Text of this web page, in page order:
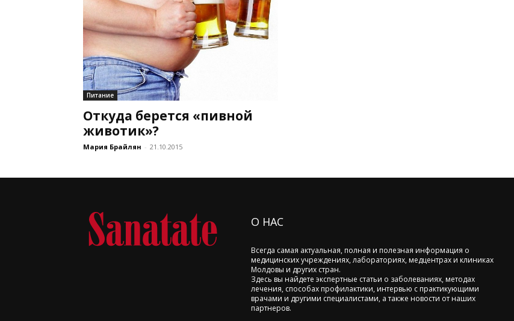
Питание
Откуда берется «пивной
животик»?
Мария Брайлян - 21.10.2015
О НАС
Всегда самая актуальная, полная и полезная информация о
медицинских учреждениях, лабораториях, медцентрах и клиниках
Молдовы и других стран.
Здесь вы найдете экспертные статьи о заболеваниях, методах
лечения, способах профилактики, интервью с практикующими
врачами и другими специалистами, а также новости от наших
партнеров.